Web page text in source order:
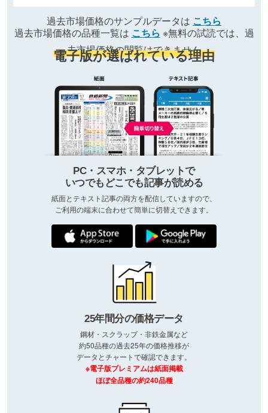
過去市場価格のサンプルデータは こちら
過去市場価格の品種一覧は こちら ※無料の試読では、過
去市場価格の閲覧はできません
電子版が選ばれている理由
PC・スマホ・タブレットで
いつでもどこでも記事が読める
紙面とテキスト記事の両方を配信していますので、
ご利用の端末に合わせて簡単に切替えできます。
25年間分の価格データ
鋼材・スクラップ・非鉄金属など
約50品種の過去25年の価格推移が
データとチャートで確認できます。
※電子版プレミアムは紙面掲載
ほぼ全品種の約240品種